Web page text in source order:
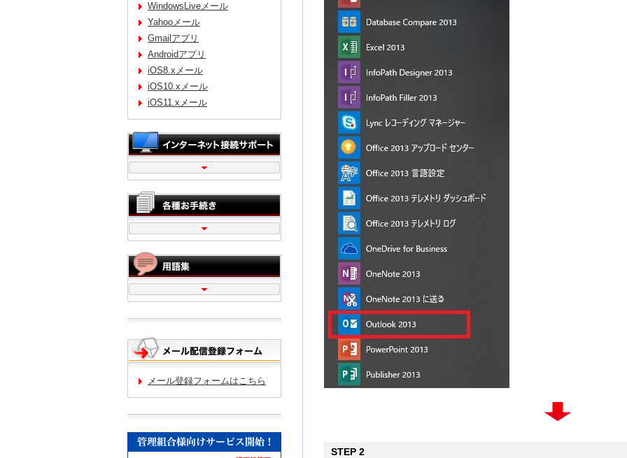
WindowsLiveメール
Yahooメール
Gmailアプリ
Androidアプリ
iOS8.xメール
iOS10.xメール
iOS11.xメール
メール登録フォームはこちら
STEP 2